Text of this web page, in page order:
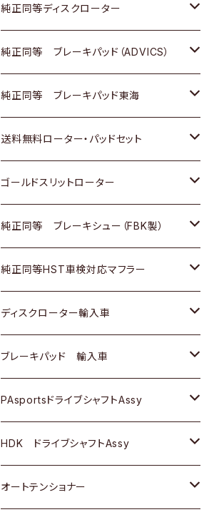
マツダ
三菱
スバル
日野
三菱ふそう
ＢＭＷ
ダイハツ
マツダ
三菱
日野
三菱ふそう
ダイハツ
三菱
日野
三菱ふそう
その他
日産
ダイハツ
マツダ
三菱
スバル
スズキ
日産
いすゞ
ダイハツ
マツダ
三菱
スバル
日産
いすゞ
ダイハツ
マツダ
三菱
トヨタ
ホンダ
スズキ
日産
ダイハツ
マツダ
三菱
スバル
純正同等ディスクローター
トヨタ
ホンダ
スズキ
日産
いすゞ
ダイハツ
マツダ
三菱
スバル
ＢＥＮＺ
純正同等 ブレーキパッド（ADVICS）
トヨタ
ホンダ
スズキ
日産
ダイハツ
マツダ
三菱
スバル
純正同等 ブレーキパッド東海
トヨタ
ホンダ
日産
いすゞ
ダイハツ
マツダ
三菱
スバル
送料無料ローター・パッドセット
トヨタ
ホンダ
スズキ
日産
ダイハツ
マツダ
三菱
スバル
ゴールドスリットローター
トヨタ
ホンダ
スズキ
日産
ダイハツ
マツダ
三菱
純正同等 ブレーキシュー（FBK製）
ホンダ
スズキ
日産
ダイハツ
マツダ
三菱
純正同等HST車検対応マフラー
トヨタ
ホンダ
スズキ
日産
いすゞ
ディスクローター輸入車
ＡＵＤＩ
ＢＥＮＺ
ＢＭＷ
GOLF
ブレーキパッド 輸入車
ＢＥＮＺ
ＢＭＷ
ＷＡＧＥＮ
PAsportsドライブシャフトAssy
トヨタ
ホンダ
HDK ドライブシャフトAssy
スズキ
オートテンショナー